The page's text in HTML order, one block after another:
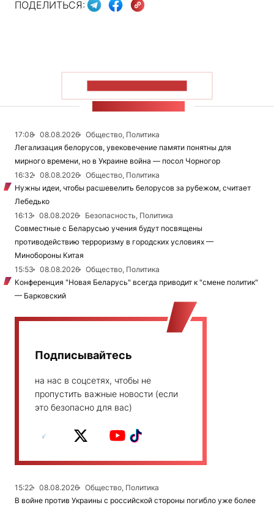
ПОДЕЛИТЬСЯ:
17:08 08.08.2026
Общество, Политика
Легализация белорусов, увековечение памяти понятны для
мирного времени, но в Украине война — посол Чорногор
16:32
08.08.2026
Общество, Политика
Нужны идеи, чтобы расшевелить белорусов за рубежом, считает
Лебедько
16:13
08.08.2026
Безопасность, Политика
Совместные с Беларусью учения будут посвящены
противодействию терроризму в городских условиях —
Минобороны Китая
15:53
08.08.2026
Общество, Политика
Конференция "Новая Беларусь" всегда приводит к "смене политик"
— Барковский
Подписывайтесь
на нас в соцсетях, чтобы не
пропустить важные новости (если
это безопасно для вас)
15:22 08.08.2026
Общество, Политика
В войне против Украины с российской стороны погибло уже более